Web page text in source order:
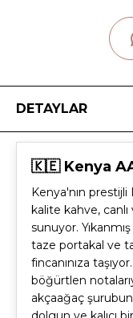
DETAYLAR
🇰🇪 Kenya
Kenya'nın
kalite kahve,
sunuyor.
taze portakal ve
fincanınıza
böğürtlen
akçaağaç